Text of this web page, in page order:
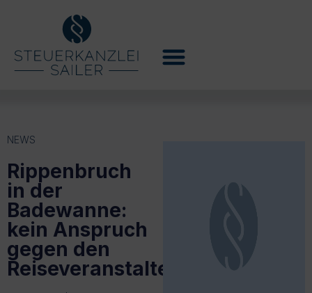
NEWS
Rippenbruch
in der
Badewanne:
kein Anspruch
gegen den
Reiseveranstalter